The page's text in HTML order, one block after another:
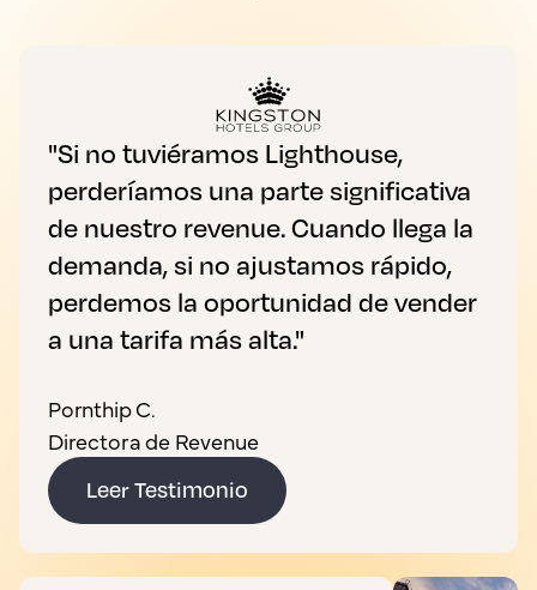
"Si no tuviéramos Lighthouse,
perderíamos una parte significativa
de nuestro revenue. Cuando llega la
demanda, si no ajustamos rápido,
perdemos la oportunidad de vender
a una tarifa más alta."
Pornthip C.
Directora de Revenue
Leer Testimonio